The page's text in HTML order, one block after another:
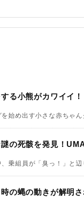
る小熊がカワイイ！
始め出す小さな赤ちゃ
の死骸を発見！
乗組員が「臭っ！」と
の蝿の動きが解明さ